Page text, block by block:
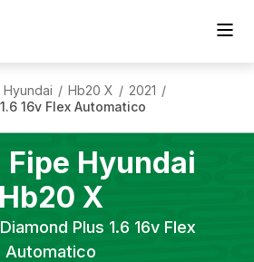
Hyundai / Hb20 X / 2021 /
16v Flex Automatico
Fipe Hyundai
Hb20 X
Plus 1.6 16v Flex
Automatico